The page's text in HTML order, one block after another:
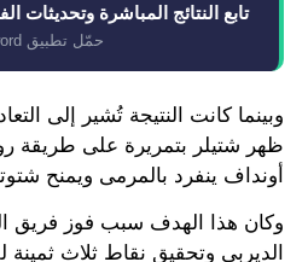
تابع النتائج المباشرة وتحديثات
حمّل تطبيق Fanzword
وبينما كانت النتيجة تُشير إلى
ظهر شتيلر بتمريرة على طريقة
أونداف ينفرد بالمرمى ويمنح
وكان هذا الهدف سبب فوز فريق
الديربي وتحقيق نقاط ثلاث ثمينة